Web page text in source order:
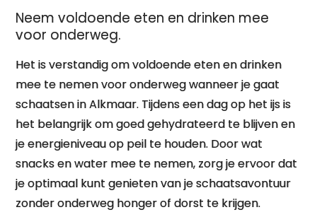
Neem voldoende eten en drinken mee
voor onderweg.
Het is verstandig om voldoende eten en drinken
mee te nemen voor onderweg wanneer je gaat
schaatsen in Alkmaar. Tijdens een dag op het ijs is
het belangrijk om goed gehydrateerd te blijven en
je energieniveau op peil te houden. Door wat
snacks en water mee te nemen, zorg je ervoor dat
je optimaal kunt genieten van je schaatsavontuur
zonder onderweg honger of dorst te krijgen.